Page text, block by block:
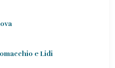
e Lidi